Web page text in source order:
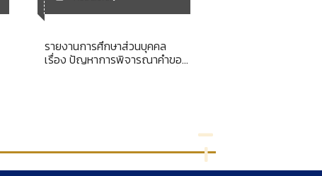
รายงานการศึกษาส่วนบุคคล
เรื่อง ปัญหาการพิจารณาคำขอ